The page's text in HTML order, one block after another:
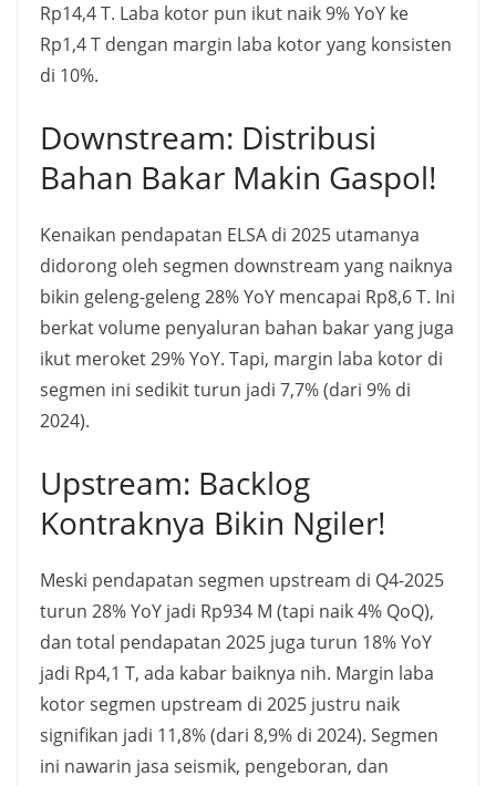
Rp14,4 T. Laba kotor pun ikut naik 9% YoY ke
Rp1,4 T dengan margin laba kotor yang konsisten
di 10%.
Downstream: Distribusi
Bahan Bakar Makin Gaspol!
Kenaikan pendapatan ELSA di 2025 utamanya
didorong oleh segmen downstream yang naiknya
bikin geleng-geleng 28% YoY mencapai Rp8,6 T. Ini
berkat volume penyaluran bahan bakar yang juga
ikut meroket 29% YoY. Tapi, margin laba kotor di
segmen ini sedikit turun jadi 7,7% (dari 9% di
2024).
Upstream: Backlog
Kontraknya Bikin Ngiler!
Meski pendapatan segmen upstream di Q4-2025
turun 28% YoY jadi Rp934 M (tapi naik 4% QoQ),
dan total pendapatan 2025 juga turun 18% YoY
jadi Rp4,1 T, ada kabar baiknya nih. Margin laba
kotor segmen upstream di 2025 justru naik
signifikan jadi 11,8% (dari 8,9% di 2024). Segmen
ini nawarin jasa seismik, pengeboran, dan